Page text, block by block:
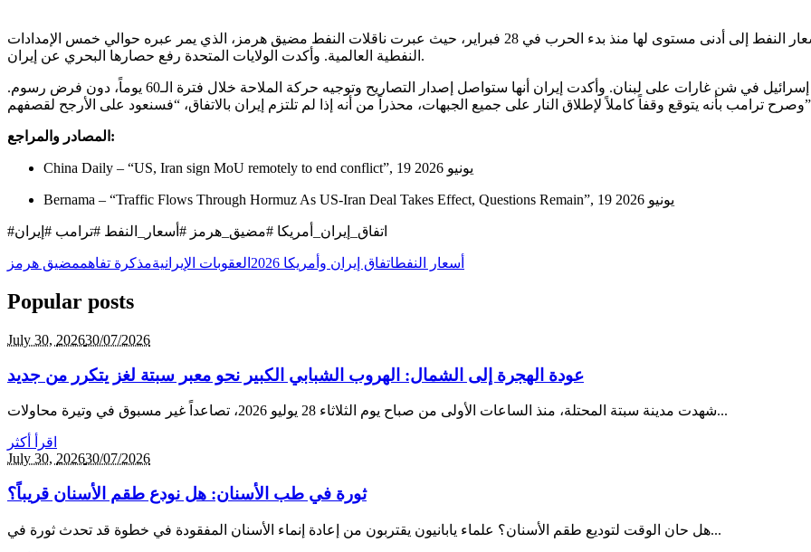
انعكست هذه التطورات مباشرة على الأسواق المالية. تراجعت أسعار النفط إلى أدنى مستوى لها منذ بدء الحرب في 28 فبراير، حيث عبرت ناقلات النفط مضيق هرمز، الذي يمر عبره حوالي خمس الإمدادات
النفطية العالمية. وأكدت الولايات المتحدة رفع حصارها البحري عن إيران .
إسرائيل في شن غارات على لبنان. وأكدت إيران أنها ستواصل إصدار التصاريح وتوجيه حركة الملاحة خلال فترة الـ60 يوماً، دون فرض رسوم
.
وصرح ترامب بأنه يتوقع وقفاً كاملاً لإطلاق النار على جميع الجبهات، محذراً من أنه إذا لم تلتزم إيران بالاتفاق، “فسنعود على الأرجح لقصفهم”
المصادر والمراجع:
China Daily – “US, Iran sign MoU remotely to end conflict”, 19 يونيو 2026
Bernama – “Traffic Flows Through Hormuz As US-Iran Deal Takes Effect, Questions Remain”, 19 يونيو 2026
#اتفاق_إيران_أمريكا #مضيق_هرمز #أسعار_النفط #ترامب #إيران
أسعار النفطاتفاق إيران وأمريكا 2026 العقوبات الإيرانيةمذكرة تفاهممضيق هرمز
Popular posts
July 30, 202630/07/2026
عودة الهجرة إلى الشمال: الهروب الشبابي الكبير نحو معبر سبتة لغز يتكرر من جديد
شهدت مدينة سبتة المحتلة، منذ الساعات الأولى من صباح يوم الثلاثاء 28 يوليو 2026، تصاعداً غير مسبوق في وتيرة محاولات...
اقرأ أكثر
July 30, 202630/07/2026
ثورة في طب الأسنان: هل نودع طقم الأسنان قريباً؟
هل حان الوقت لتوديع طقم الأسنان؟ علماء يابانيون يقتربون من إعادة إنماء الأسنان المفقودة في خطوة قد تحدث ثورة في...